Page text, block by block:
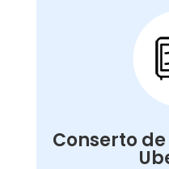
Conserto
Se o seu aparelho
equipe está
eficiência,